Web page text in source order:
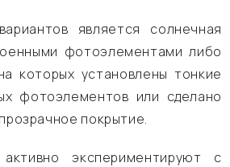
является солнечная
фотоэлементами либо
которых установлены тонкие
фотоэлементов или сделано
покрытие.
экспериментируют с